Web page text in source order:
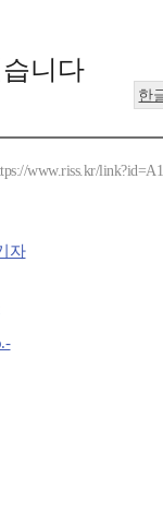
니다
한
www.riss.kr/
자